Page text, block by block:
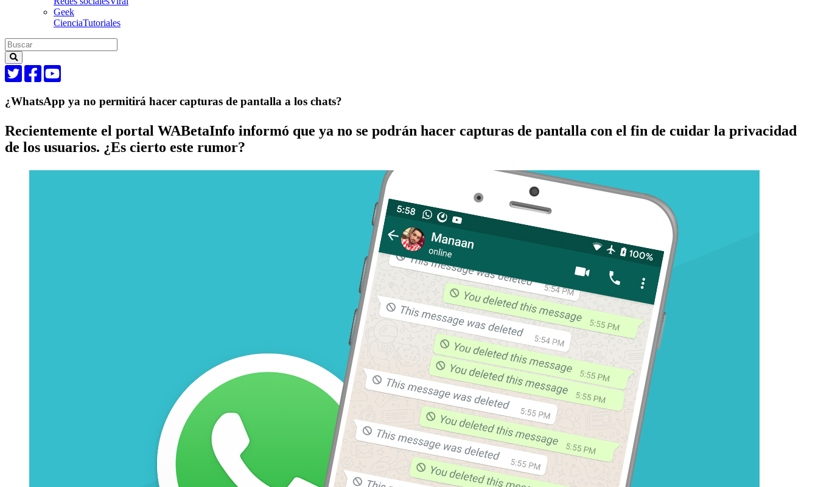
Geek
CienciaTutoriales
¿WhatsApp ya no permitirá hacer capturas de pantalla a los chats?
Recientemente el portal WABetaInfo informó que ya no se podrán hacer capturas de pantalla con el fin de cuidar la privacidad
de los usuarios. ¿Es cierto este rumor?